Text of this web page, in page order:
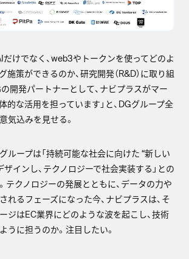
だけでなく、web3やトークンを使ってどのよ
施策ができるのか、研究開発（R&D）に取り組
開発パートナーとして、ナビプラスがマー
的な活用を担っています」と、DGグループ全
気込みを見せる。
ループは「持続可能な社会に向けた “新しい
ザインし、テクノロジーで社会実装する」との
テクノロジーの発展とともに、データの力や
れるフェーズになった今、ナビプラスは、そ
ジはEC業界にどのような波を起こし、技術
うに担うのか。注目したい。